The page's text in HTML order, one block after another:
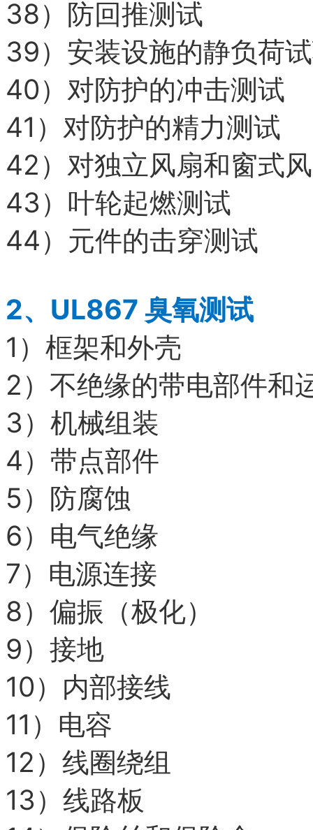
38） 防回推测试
39） 安装设施的静负荷
40） 对防护的冲击测试
41） 对防护的精力测试
42） 对独立风扇和窗式
43） 叶轮起燃测试
44） 元件的击穿测试
2、 UL867 臭氧测试
1） 框架和外壳
2） 不绝缘的带电部件和
3） 机械组装
4） 带点部件
5） 防腐蚀
6） 电气绝缘
7） 电源连接
8） 偏振（极化）
9） 接地
10） 内部接线
11） 电容
12） 线圈绕组
13） 线路板